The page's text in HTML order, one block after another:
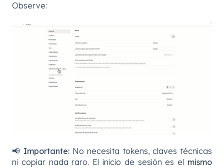
Observe:
📢 Importante: No necesita tokens, claves técnicas
ni copiar nada raro. El inicio de sesión es el mismo